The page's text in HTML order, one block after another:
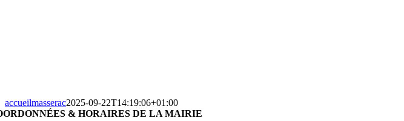
accueilmasserac2025-09-22T14:19:06+01:00
& HORAIRES DE LA MAIRIE